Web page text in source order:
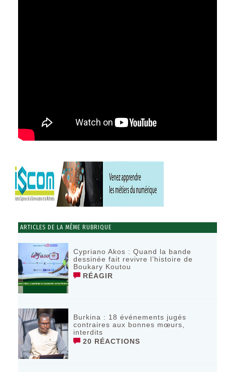
ARTICLES DE LA MÊME RUBRIQUE
Cypriano Akos : Quand la bande
dessinée fait revivre l’histoire de
Boukary Koutou
RÉAGIR
Burkina : 18 événements jugés
contraires aux bonnes mœurs,
interdits
20 RÉACTIONS